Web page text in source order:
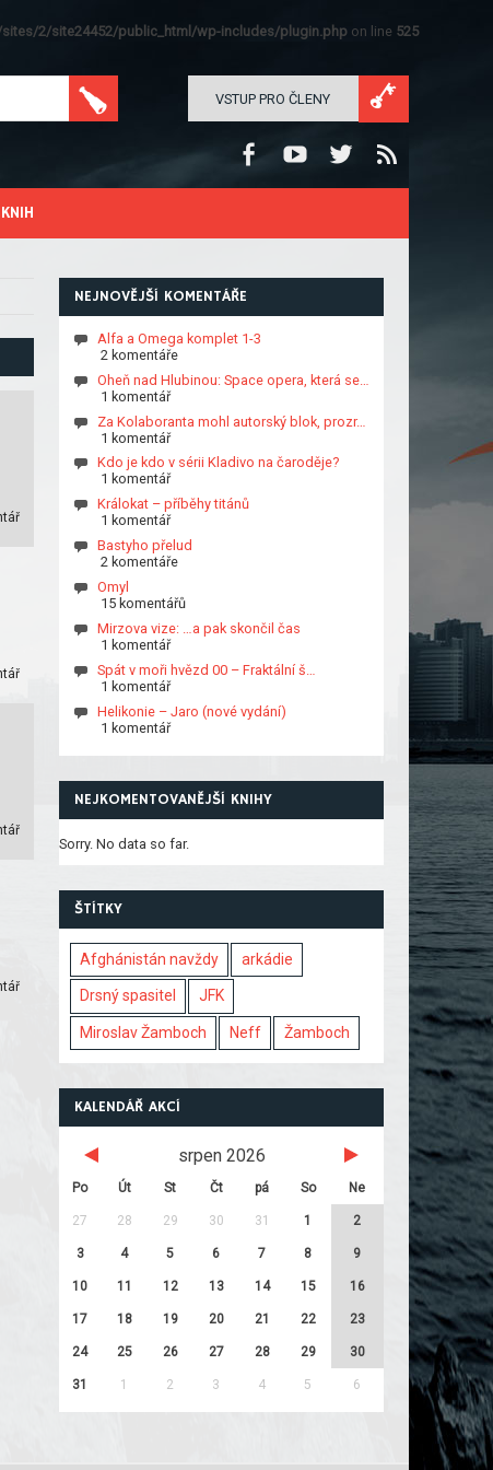
2/site24452/public_html/wp-includes/plugin.php on line 525
VSTUP PRO ČLENY
NEJNOVĚJŠÍ KOMENTÁŘE
Alfa a Omega komplet 1-3
2 komentáře
Oheň nad Hlubinou: Space opera, která se…
1 komentář
Za Kolaboranta mohl autorský blok, prozr…
1 komentář
Kdo je kdo v sérii Kladivo na čaroděje?
1 komentář
Králokat – příběhy titánů
1 komentář
Bastyho přelud
2 komentáře
Omyl
15 komentářů
Mirzova vize: …a pak skončil čas
1 komentář
Spát v moři hvězd 00 – Fraktální š…
1 komentář
Helikonie – Jaro (nové vydání)
1 komentář
NEJKOMENTOVANĚJŠÍ KNIHY
Sorry. No data so far.
ŠTÍTKY
Afghánistán navždy arkádie
Drsný spasitel JFK
Miroslav Žamboch Neff Žamboch
KALENDÁŘ AKCÍ
srpen 2026
Po Út St Čt pá So Ne
27 28 29 30 31 1 2
3 4 5 6 7 8 9
10 11 12 13 14 15 16
17 18 19 20 21 22 23
24 25 26 27 28 29 30
31 1 2 3 4 5 6